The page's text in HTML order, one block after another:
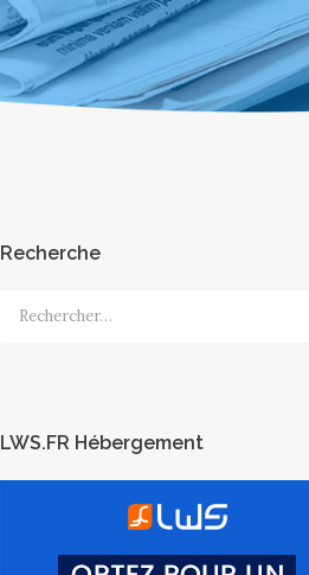
Recherche
Rechercher :
LWS.FR Hébergement